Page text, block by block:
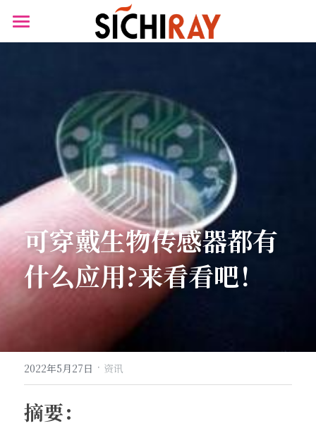
首页
产品知识库
BLOG
B站视频
关于我们
搜索
可穿戴生物传感器都有
什么应用?来看看吧！
2022年5月27日 · 资讯
摘要：
商品分类
生物传感器